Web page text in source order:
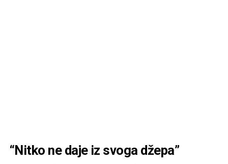
“Nitko ne daje iz svoga džepa”